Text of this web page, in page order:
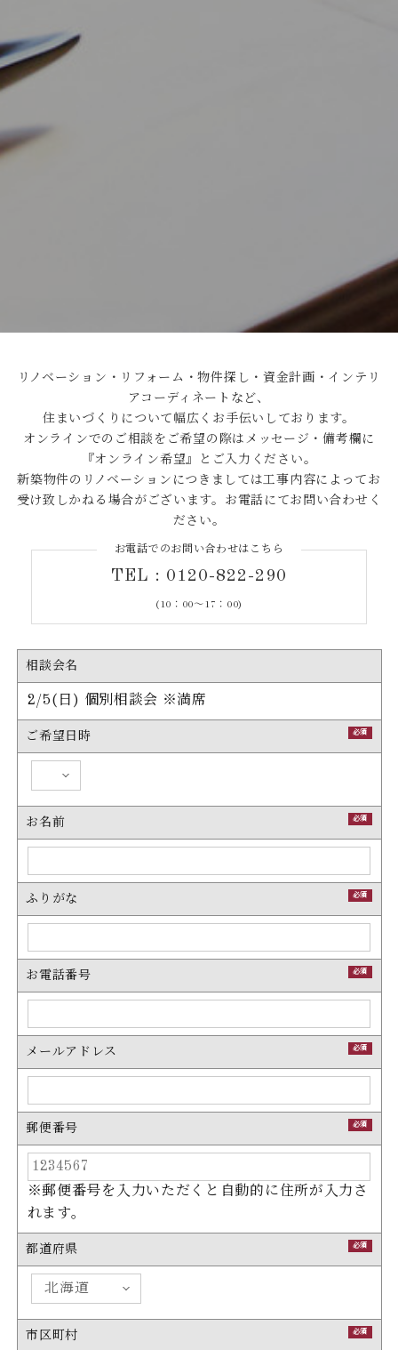
リノベーション・リフォーム・物件探し・資金計画・インテリ
アコーディネートなど、
住まいづくりについて幅広くお手伝いしております。
オンラインでのご相談をご希望の際はメッセージ・備考欄に
『オンライン希望』とご入力ください。
新築物件のリノベーションにつきましては工事内容によってお
受け致しかねる場合がございます。お電話にてお問い合わせく
ださい。
お電話でのお問い合わせはこちら
TEL : 0120-822-290
(10：00～17：00)
相談会名
2/5(日) 個別相談会 ※満席
ご希望日時 必須
お名前 必須
ふりがな 必須
お電話番号 必須
メールアドレス 必須
郵便番号 必須
※郵便番号を入力いただくと自動的に住所が入力さ
れます。
都道府県 必須
市区町村 必須